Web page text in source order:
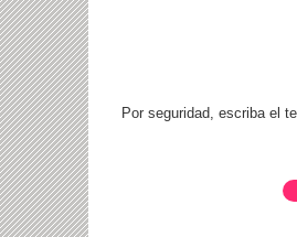
Por seguridad, escriba el